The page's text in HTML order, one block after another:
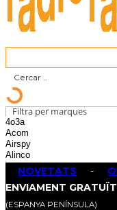
Filtra per marques
NOVETATS -
ENVIAMENT
(ESPANYA PENÍNSULA)